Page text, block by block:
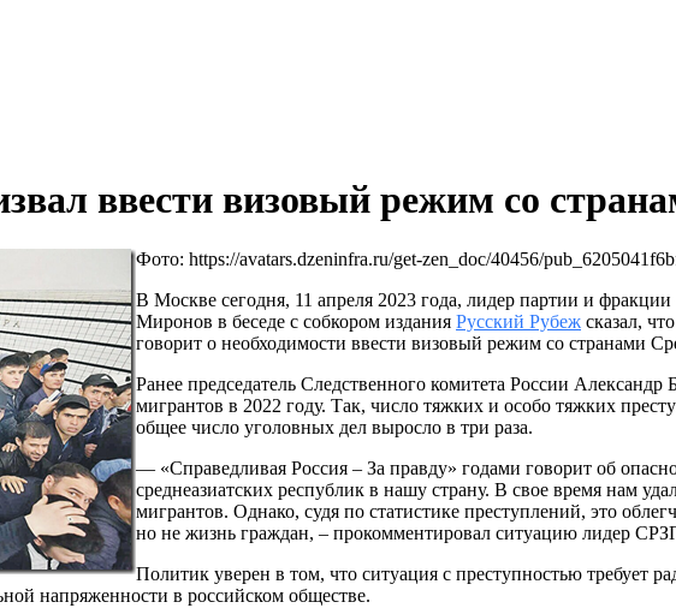
ввести визовый режим со
Фото: https://avatars.dzeninfra.ru/get-zen_doc/40456/
В Москве сегодня, 11 апреля 2023 года, лидер партии и
Миронов в беседе с собкором издания Русский Рубеж сказал,
говорит о необходимости ввести визовый режим со странами
Ранее председатель Следственного комитета России
мигрантов в 2022 году. Так, число тяжких и особо тяжких
общее число уголовных дел выросло в три раза.
— «Справедливая Россия – За правду» годами говорит об
среднеазиатских республик в нашу страну. В свое время нам
мигрантов. Однако, судя по статистике преступлений, это
но не жизнь граждан, – прокомментировал ситуацию лидер
Политик уверен в том, что ситуация с преступностью требует
напряженности в российском обществе.